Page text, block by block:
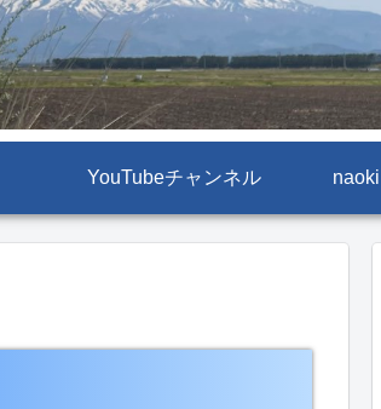
YouTubeチャンネル